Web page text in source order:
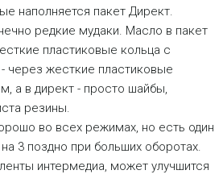
наполняется пакет Директ.
редкие мудаки. Масло в пакет
пластиковые кольца с
через жесткие пластиковые
а в директ - просто шайбы,
резины.
во всех режимах, но есть один
3 поздно при больших оборотах.
интермедиа, может улучшится